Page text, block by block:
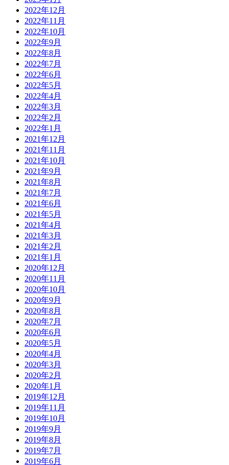
2022年12月
2022年11月
2022年10月
2022年9月
2022年8月
2022年7月
2022年6月
2022年5月
2022年4月
2022年3月
2022年2月
2022年1月
2021年12月
2021年11月
2021年10月
2021年9月
2021年8月
2021年7月
2021年6月
2021年5月
2021年4月
2021年3月
2021年2月
2021年1月
2020年12月
2020年11月
2020年10月
2020年9月
2020年8月
2020年7月
2020年6月
2020年5月
2020年4月
2020年3月
2020年2月
2020年1月
2019年12月
2019年11月
2019年10月
2019年9月
2019年8月
2019年7月
2019年6月